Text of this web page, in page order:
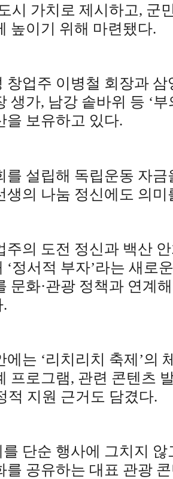
시 가치로 제시하고, 군
높이기 위해 마련됐다.
창업주 이병철 회장과
생가, 남강 솥바위 등 ‘부
을 보유하고 있다.
를 설립해 독립운동 자
생의 나눔 정신에도 의미
주의 도전 정신과 백산
‘정서적 부자’라는 새로
문화·관광 정책과 연계
.
에는 ‘리치리치 축제 ’의
프로그램, 관련 콘텐츠
적 지원 근거도 담겼다.
단순 행사에 그치지 않
를 공유하는 대표 관광